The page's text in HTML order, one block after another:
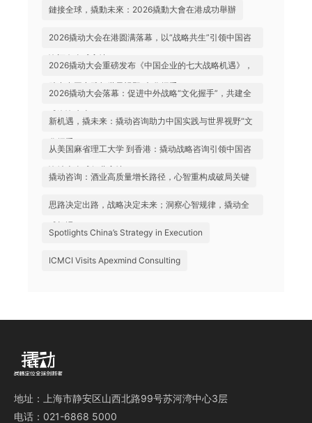
鏈接全球，撬動未來：2026撬動大會在港成功舉辦
2026撬动大会在港圆满落幕，以“战略共生”引领中国咨
询迈向全球高地
2026撬动大会重磅发布《中国企业的七大战略机遇》，
助力中国实践与世界视野“文化握手”
2026撬动大会落幕：促进中外战略“文化握手”，共建全
球咨询生态
新机遇，撬未来：撬动咨询助力中国实践与世界视野“文
化握手”
从美国麻省理工大学 到香港：撬动战略咨询引领中国咨
询站上全球行业高地
撬动咨询：酒业高质量增长路径，心智重构成破局关键
思路决定出路，战略决定未来；洞察心智规律，撬动全
球机遇
Spotlights China’s Strategy in Execution
ICMCI Visits Apexmind Consulting
地址：上海市静安区山西北路99号苏河湾中心3层
电话：021-6868 5000